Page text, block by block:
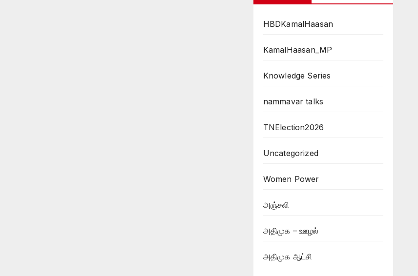
HBDKamalHaasan
KamalHaasan_MP
Knowledge Series
nammavar talks
TNElection2026
Uncategorized
Women Power
அஞ்சலி
அதிமுக – ஊழல்
அதிமுக ஆட்சி